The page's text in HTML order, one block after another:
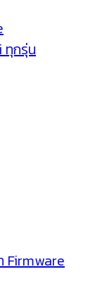
ทุกรุ่น
Firmware